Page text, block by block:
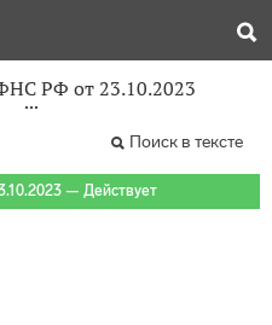
РФ от 23.10.2023
Поиск в тексте
— Действует